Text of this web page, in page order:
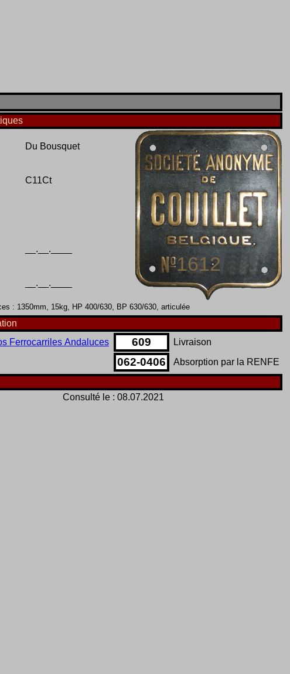
Du Bousquet
1612
C11Ct
__.__.____
__.__.____
: 1350mm, 15kg, HP 400/630, BP 630/630, articulée
Ferrocarriles Andaluces 609
Livraison
062-0406
Absorption par la RENFE
Consulté le : 08.07.2021